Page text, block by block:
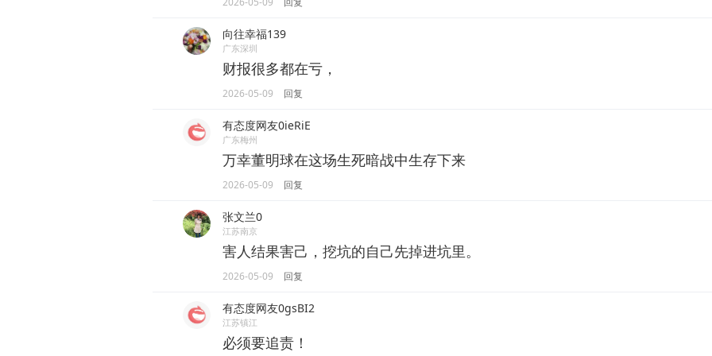
向往幸福139
广东深圳
财报很多都在亏，
2026-05-09 回复
有态度网友0ieRiE
广东梅州
万幸董明球在这场生死暗战中生存下来
2026-05-09 回复
张文兰0
江苏南京
害人结果害己，挖坑的自己先掉进坑里。
2026-05-09 回复
有态度网友0gsBI2
江苏镇江
必须要追责！